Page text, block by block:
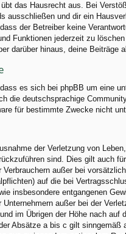
das Hausrecht aus. Bei
ausschließen und dir ein
der Betreiber keine
Funktionen jederzeit zu
darüber hinaus, deine
es sich bei phpBB um eine
die deutschsprachige
für bestimmte Zwecke nicht
der Verletzung von
sind. Dies gilt auch
Verbrauchern außer bei
auf die bei
insbesondere entgangenen
Unternehmern außer bei der
im Übrigen der Höhe nach
Absätze a bis c gilt